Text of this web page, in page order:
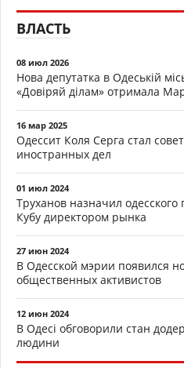
ВЛАСТЬ
08 июл 2026
Нова депутатка в Одеській
«Довіряй ділам» отримала
16 мар 2025
Одессит Коля Серга стал
иностранных дел
01 июл 2024
Труханов назначил
Кубу директором рынка
27 июн 2024
В Одесской мэрии появился
общественных активистов
12 июн 2024
В Одесі обговорили стан
людини